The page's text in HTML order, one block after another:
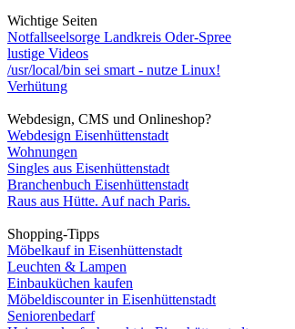
Wichtige Seiten
Notfallseelsorge Landkreis Oder-Spree
lustige Videos
/usr/local/bin sei smart - nutze Linux!
Verhütung
Webdesign, CMS und Onlineshop?
Webdesign Eisenhüttenstadt
Wohnungen
Singles aus Eisenhüttenstadt
Branchenbuch Eisenhüttenstadt
Raus aus Hütte. Auf nach Paris.
Shopping-Tipps
Möbelkauf in Eisenhüttenstadt
Leuchten & Lampen
Einbauküchen kaufen
Möbeldiscounter in Eisenhüttenstadt
Seniorenbedarf